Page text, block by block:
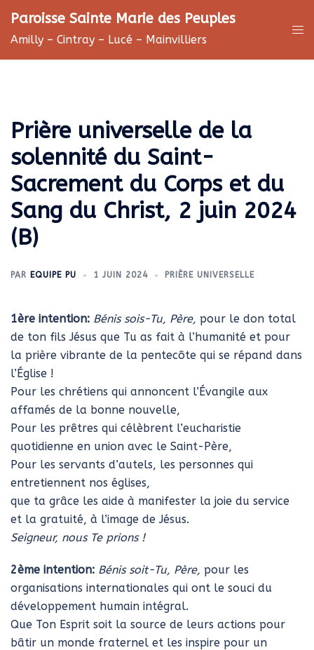
au
contenu
Paroisse Sainte Marie des Peuples
Amilly – Cintray – Lucé – Mainvilliers
Prière universelle de la
solennité du Saint-
Sacrement du Corps et du
Sang du Christ, 2 juin 2024
(B)
PAR EQUIPE PU 1 JUIN 2024 PRIÈRE UNIVERSELLE
1ère intention: Bénis sois-Tu, Père, pour le don total
de ton fils Jésus que Tu as fait à l’humanité et pour
la prière vibrante de la pentecôte qui se répand dans
l’Église !
Pour les chrétiens qui annoncent l’Évangile aux
affamés de la bonne nouvelle,
Pour les prêtres qui célèbrent l’eucharistie
quotidienne en union avec le Saint-Père,
Pour les servants d’autels, les personnes qui
entretiennent nos églises,
que ta grâce les aide à manifester la joie du service
et la gratuité, à l’image de Jésus.
Seigneur, nous Te prions !
2ème intention: Bénis soit-Tu, Père, pour les
organisations internationales qui ont le souci du
développement humain intégral.
Que Ton Esprit soit la source de leurs actions pour
bâtir un monde fraternel et les inspire pour un